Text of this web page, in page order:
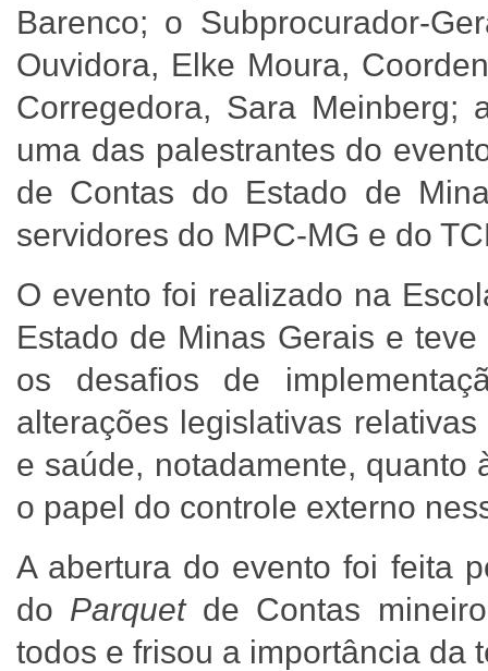
Barenco; o Subprocurador-
Ouvidora, Elke Moura,
Corregedora, Sara Meinberg;
uma das palestrantes do
de Contas do Estado de
servidores do MPC-MG e do
O evento foi realizado na
Estado de Minas Gerais e
os desafios de
alterações legislativas
e saúde, notadamente, quanto
o papel do controle externo
A abertura do evento foi feita
do Parquet de Contas
todos e frisou a importância da